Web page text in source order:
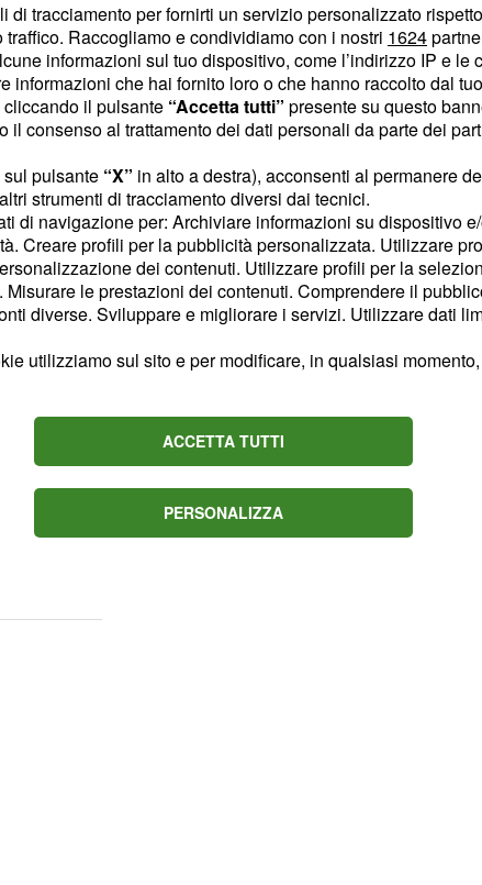
al fumo cruento
possa ricordare
cristiani arabi in Iraq?
i nomi di
bel viale di timidi
o ad una
il fiato. Eppure,
rendono un
palette della
ispirate da un
nel tempo o verso
del colore,
audaci"
indurre a pensare
tracciamento per fornirti un servizio personalizzato
Raccogliamo e condividiamo con i nostri 1624
informazioni sul tuo dispositivo, come l’indirizzo IP e le
informazioni che hai fornito loro o che hanno raccolto dal
il pulsante “Accetta tutti” presente su questo
il consenso al trattamento dei dati personali da parte dei
pulsante “X” in alto a destra), acconsenti al permanere
strumenti di tracciamento diversi dai tecnici.
di navigazione per: Archiviare informazioni su dispositivo
Creare profili per la pubblicità personalizzata. Utilizzare
dei contenuti. Utilizzare profili per la
le prestazioni dei contenuti. Comprendere il
diverse. Sviluppare e migliorare i servizi. Utilizzare dati
utilizziamo sul sito e per modificare, in qualsiasi
ACCETTA TUTTI
PERSONALIZZA